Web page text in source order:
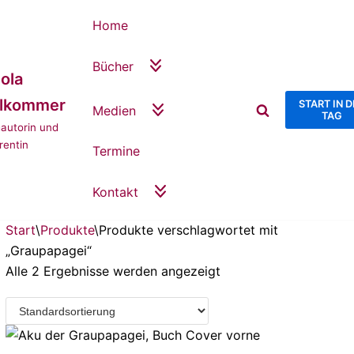
und
Home
Bücher
Medien
Termine
Kontakt
START IN
TAG
Start\Produkte\Produkte verschlagwortet mit
„Graupapagei“
Alle 2 Ergebnisse werden angezeigt